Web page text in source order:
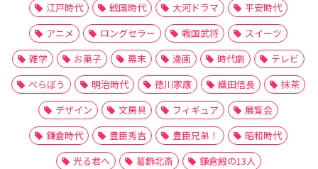
江戸時代 戦国時代 大河ドラマ
平安時代
アニメ
ロングセラー 戦国武将
スイーツ
雑学
お菓子 幕末 漫画 時代劇
テレビ
べらぼう
明治時代 徳川家康 織田信長
抹茶
デザイン
文房具 フィギュア
展覧会
鎌倉時代
豊臣秀吉 豊臣兄弟！
昭和時代
光る君へ
葛飾北斎 鎌倉殿の13人